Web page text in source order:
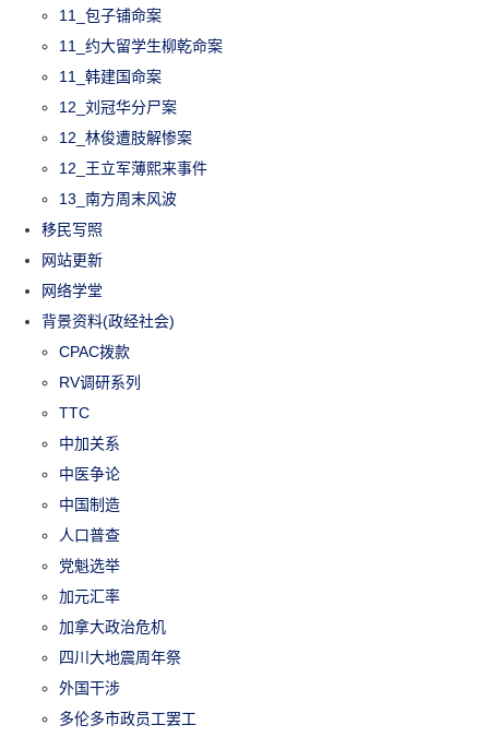
11_包子铺命案
11_约大留学生柳乾命案
11_韩建国命案
12_刘冠华分尸案
12_林俊遭肢解惨案
12_王立军薄熙来事件
13_南方周末风波
移民写照
网站更新
网络学堂
背景资料(政经社会)
CPAC拨款
RV调研系列
TTC
中加关系
中医争论
中国制造
人口普查
党魁选举
加元汇率
加拿大政治危机
四川大地震周年祭
外国干涉
多伦多市政员工罢工